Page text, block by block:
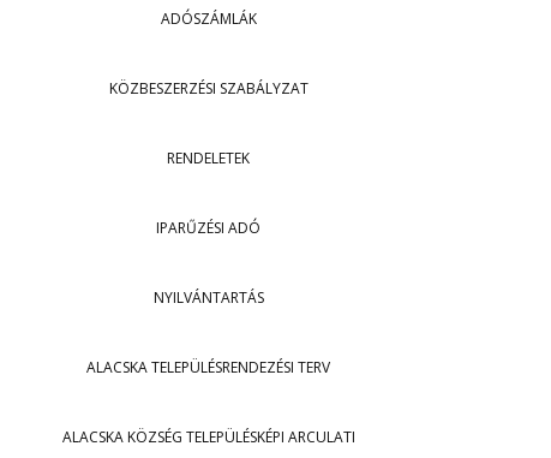
ADÓSZÁMLÁK
KÖZBESZERZÉSI SZABÁLYZAT
RENDELETEK
IPARŰZÉSI ADÓ
NYILVÁNTARTÁS
ALACSKA TELEPÜLÉSRENDEZÉSI TERV
ALACSKA KÖZSÉG TELEPÜLÉSKÉPI ARCULATI